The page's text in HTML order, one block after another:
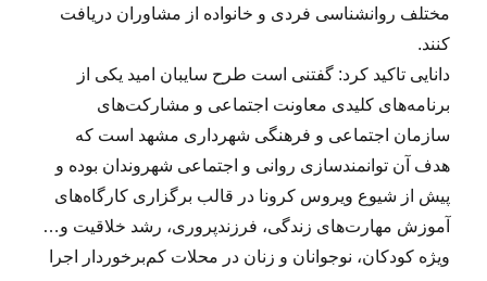
مختلف روانشناسی فردی و خانواده از مشاوران دریافت
کنند.
دانایی تاکید کرد: گفتنی است طرح سایبان امید یکی از
برنامه‌های کلیدی معاونت اجتماعی و مشارکت‌های
سازمان اجتماعی و فرهنگی شهرداری مشهد است که
هدف آن توانمندسازی روانی و اجتماعی شهروندان بوده و
پیش از شیوع ویروس کرونا در قالب برگزاری کارگاه‌های
آموزش مهارت‌های زندگی، فرزندپروری، رشد خلاقیت و…
ویژه کودکان، نوجوانان و زنان در محلات کم‌برخوردار اجرا